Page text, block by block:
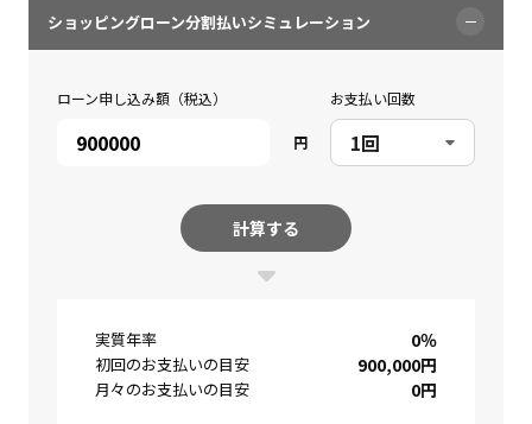
ショッピングローン分割払いシミュレーション
ローン申し込み額（税込）
円
お支払い回数
計算する
実質年率 0％
初回のお支払いの目安 900,000円
月々のお支払いの目安 0円